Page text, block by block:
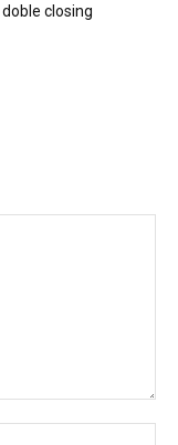
closing